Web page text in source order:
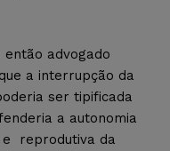
então advogado
a interrupção da
ser tipificada
a autonomia
e reprodutiva da